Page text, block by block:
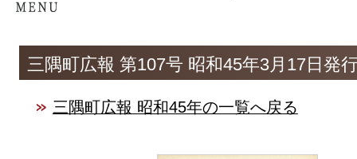
三隅町広報 第107号 昭和45年3月17日発
三隅町広報 昭和45年の一覧へ戻る